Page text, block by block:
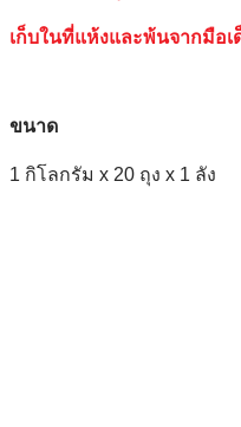
เก็บในที่แห้งและพ้นจากมือเ
ขนาด
1 กิโลกรัม x 20 ถุง x 1 ลัง